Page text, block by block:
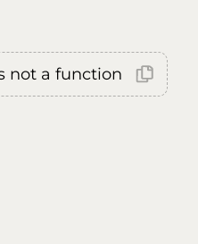
not a function